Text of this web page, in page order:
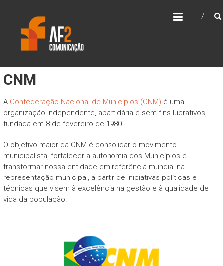
content
CNM
A Confederação Nacional de Municípios (CNM) é uma
organização independente, apartidária e sem fins lucrativos,
fundada em 8 de fevereiro de 1980.
O objetivo maior da CNM é consolidar o movimento
municipalista, fortalecer a autonomia dos Municípios e
transformar nossa entidade em referência mundial na
representação municipal, a partir de iniciativas políticas e
técnicas que visem à excelência na gestão e à qualidade de
vida da população.